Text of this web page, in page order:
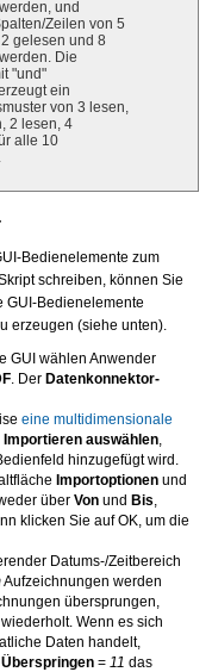
und
Zeilen von 5
gelesen und 8
Die
"und"
ein
von 3 lesen,
2 lesen, 4
alle 10
Bedienelemente zum
schreiben, können Sie
GUI-Bedienelemente
erzeugen (siehe unten).
GUI wählen Anwender
. Der Datenkonnektor-
eine multidimensionale
Importieren auswählen,
hinzugefügt wird.
Importoptionen und
über Von und Bis,
klicken Sie auf OK, um die
Datums-/Zeitbereich
Aufzeichnungen werden
übersprungen,
Wenn es sich
Daten handelt,
Überspringen = 11 das